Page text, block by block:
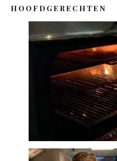
HOOFDGERECHTEN